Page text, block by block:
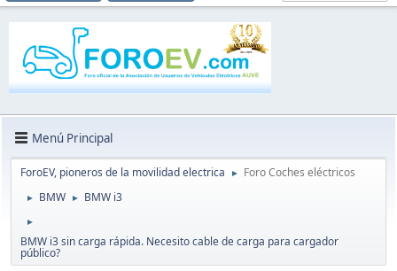
Menú Principal
ForoEV, pioneros de la movilidad electrica ► Foro Coches eléctricos
► BMW ► BMW i3
►
BMW i3 sin carga rápida. Necesito cable de carga para cargador
público?